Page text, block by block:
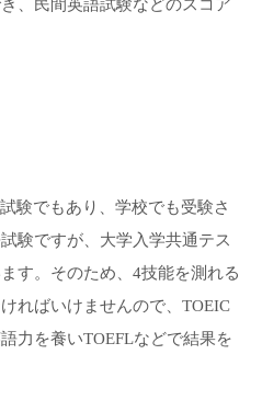
、民間英語試験などのスコア
験でもあり、学校でも受験さ
験ですが、大学入学共通テス
す。そのため、4技能を測れる
ればいけませんので、TOEIC
力を養いTOEFLなどで結果を